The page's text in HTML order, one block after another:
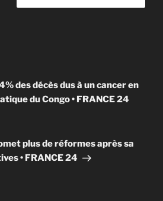
des décès dus à un cancer en
du Congo • FRANCE 24
plus de réformes après sa
• FRANCE 24